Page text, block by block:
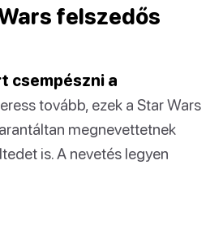
felszedős
csempészni a
tovább, ezek a Star Wars
megnevettetnek
is. A nevetés legyen